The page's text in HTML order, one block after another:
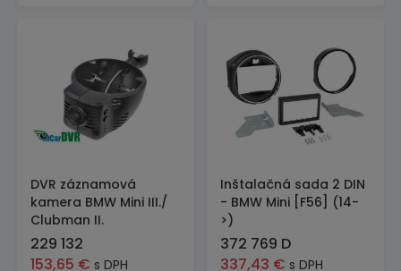
DVR záznamová
kamera BMW Mini III./
Clubman II.
229 132
153,65 € s DPH
Inštalačná sada 2 DIN
- BMW Mini [F56] (14-
>)
372 769 D
337,43 € s DPH